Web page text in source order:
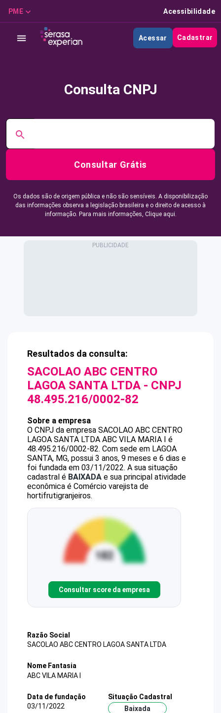
PME Acessibilidade
Acessar Cadastrar
Consulta CNPJ
Consultar Grátis
Os dados são de origem pública e não são sensíveis. A disponibilização
das informações observa a legislação brasileira e o direito de acesso à
informação. Para mais informações, Clique aqui.
Resultados da consulta:
SACOLAO ABC CENTRO
LAGOA SANTA LTDA - CNPJ
48.495.216/0002-82
Sobre a empresa
O CNPJ da empresa SACOLAO ABC CENTRO
LAGOA SANTA LTDA ABC VILA MARIA I é
48.495.216/0002-82. Com sede em LAGOA
SANTA, MG, possui 3 anos, 9 meses e 6 dias e
foi fundada em 03/11/2022. A sua situação
cadastral é BAIXADA e sua principal atividade
econômica é Comércio varejista de
hortifrutigranjeiros.
Consultar score da empresa
Razão Social
SACOLAO ABC CENTRO LAGOA SANTA LTDA
Nome Fantasia
ABC VILA MARIA I
Data de fundação
03/11/2022
Situação Cadastral
Baixada